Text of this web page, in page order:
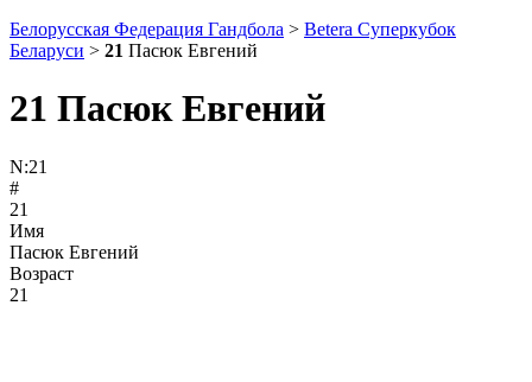
Белорусская Федерация Гандбола > Betera Суперкубок
Беларуси > 21 Пасюк Евгений
21 Пасюк Евгений
N:21
#
21
Имя
Пасюк Евгений
Возраст
21